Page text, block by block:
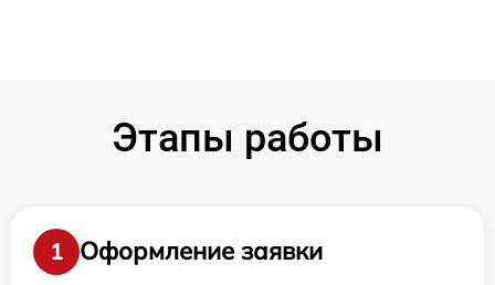
Этапы работы
1
Оформление заявки